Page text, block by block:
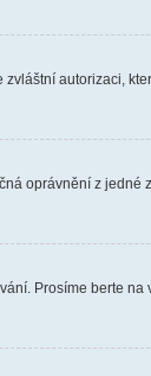
autorizaci,
oprávnění z
Prosíme berte